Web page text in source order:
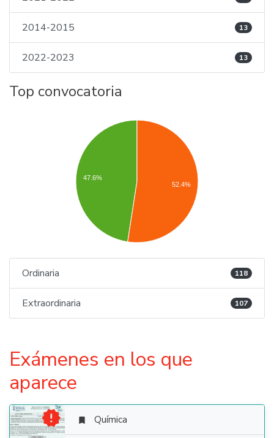
2014-2015 13
2022-2023 13
Top convocatoria
47.6%
52.4%
Ordinaria 118
Extraordinaria 107
Exámenes en los que
aparece
  Química